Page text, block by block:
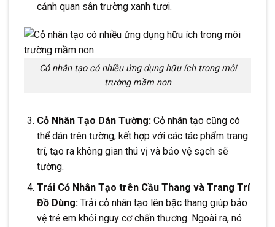
cảnh quan sân trường xanh tươi.
Cỏ nhân tạo có nhiều ứng dụng hữu ích trong môi
trường mầm non
Cỏ Nhân Tạo Dán Tường:Cỏ nhân tạo cũng có
thể dán trên tường, kết hợp với các tác phẩm trang
trí, tạo ra không gian thú vị và bảo vệ sạch sẽ
tường.
Trải Cỏ Nhân Tạo trên Cầu Thang và Trang Trí
Đồ Dùng:Trải cỏ nhân tạo lên bậc thang giúp bảo
vệ trẻ em khỏi nguy cơ chấn thương. Ngoài ra, nó